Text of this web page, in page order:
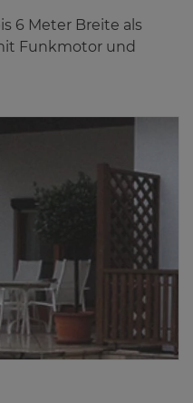
6 Meter Breite als
Funkmotor und